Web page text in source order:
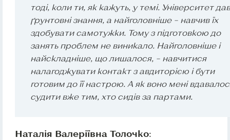
тоді, коли ти, як кажуть, у темі. Університет дав
ґрунтовні знання, а найголовніше – навчив їх
здобувати самотужки. Тому з підготовкою до
занять проблем не виникало. Найголовніше і
найскладніше, що лишалося, – навчитися
налагоджувати контакт з авдиторією і бути
готовим до її настрою. А як воно мені
судити вже тим, хто сидів за партами.
Наталія Валеріївна Толочко: